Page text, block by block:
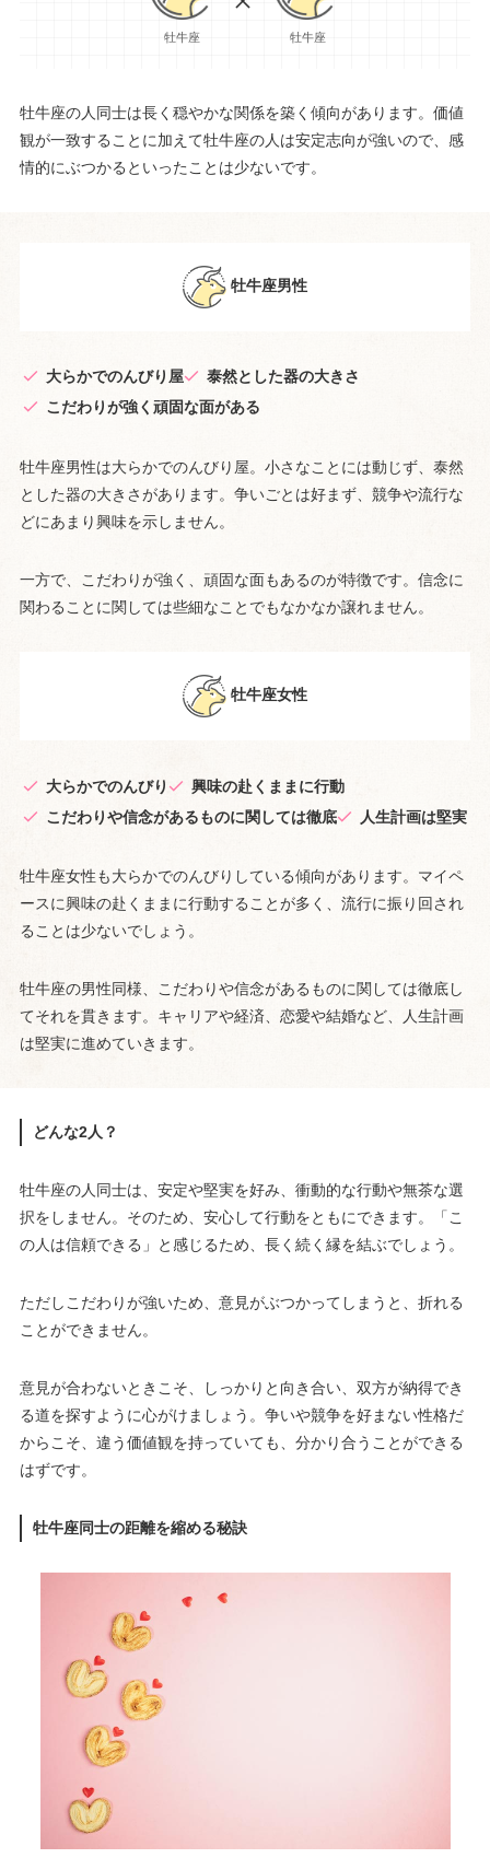
牡牛座 牡牛座
牡牛座の人同士は長く穏やかな関係を築く傾向があります。価値
観が一致することに加えて牡牛座の人は安定志向が強いので、感
情的にぶつかるといったことは少ないです。
牡牛座男性
大らかでのんびり屋
泰然とした器の大きさ
こだわりが強く頑固な面がある
牡牛座男性は大らかでのんびり屋。小さなことには動じず、泰然
とした器の大きさがあります。争いごとは好まず、競争や流行な
どにあまり興味を示しません。
一方で、こだわりが強く、頑固な面もあるのが特徴です。信念に
関わることに関しては些細なことでもなかなか譲れません。
牡牛座女性
大らかでのんびり
興味の赴くままに行動
こだわりや信念があるものに関しては徹底
人生計画は堅実
牡牛座女性も大らかでのんびりしている傾向があります。マイペ
ースに興味の赴くままに行動することが多く、流行に振り回され
ることは少ないでしょう。
牡牛座の男性同様、こだわりや信念があるものに関しては徹底し
てそれを貫きます。キャリアや経済、恋愛や結婚など、人生計画
は堅実に進めていきます。
どんな2人？
牡牛座の人同士は、安定や堅実を好み、衝動的な行動や無茶な選
択をしません。そのため、安心して行動をともにできます。「こ
の人は信頼できる」と感じるため、長く続く縁を結ぶでしょう。
ただしこだわりが強いため、意見がぶつかってしまうと、折れる
ことができません。
意見が合わないときこそ、しっかりと向き合い、双方が納得でき
る道を探すように心がけましょう。争いや競争を好まない性格だ
からこそ、違う価値観を持っていても、分かり合うことができる
はずです。
牡牛座同士の距離を縮める秘訣